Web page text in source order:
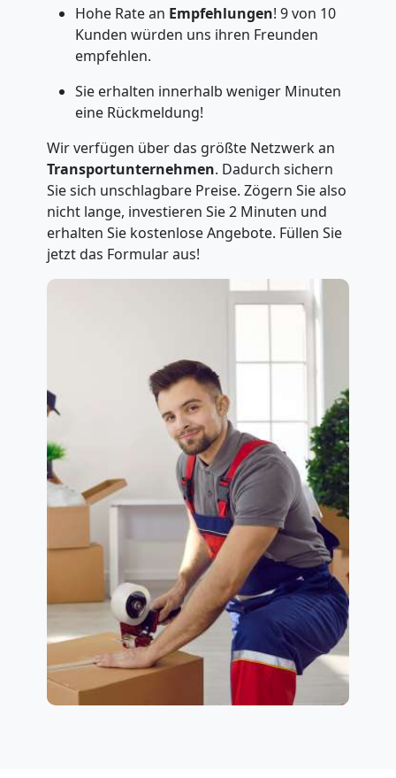
Hohe Rate an Empfehlungen! 9 von 10
Kunden würden uns ihren Freunden
empfehlen.
Sie erhalten innerhalb weniger Minuten
eine Rückmeldung!
Wir verfügen über das größte Netzwerk an
Transportunternehmen. Dadurch sichern
Sie sich unschlagbare Preise. Zögern Sie also
nicht lange, investieren Sie 2 Minuten und
erhalten Sie kostenlose Angebote. Füllen Sie
jetzt das Formular aus!